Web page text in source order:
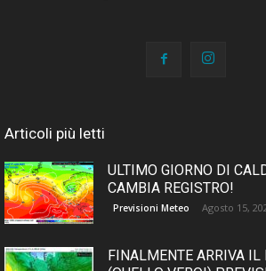
Articoli più letti
ULTIMO GIORNO DI
CAMBIA REGISTRO!
Previsioni Meteo Agosto 15,
FINALMENTE ARRIVA IL